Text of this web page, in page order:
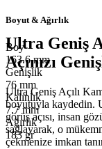
Ultra Geniş
Açınızı
Ultra Geniş Açılı
boyutuyla kaydedin.
görüş açısı, insan
sağlayarak, o
çekmenize imkan
Boyut & Ağırlık
Boy
163.6 mm
Genişlik
76 mm
Kalınlık
7.7 mm
Ağırlık
183 gr